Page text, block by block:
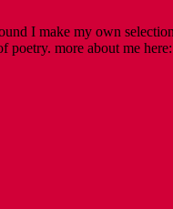
I make my own
poetry. more about me